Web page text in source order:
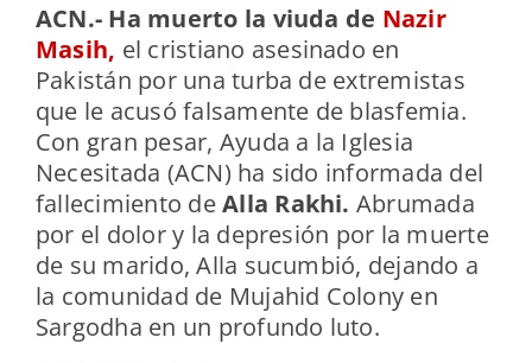
ACN.- Ha muerto la viuda de Nazir
Masih, el cristiano asesinado en
Pakistán por una turba de extremistas
que le acusó falsamente de blasfemia.
Con gran pesar, Ayuda a la Iglesia
Necesitada (ACN) ha sido informada del
fallecimiento deAlla Rakhi. Abrumada
por el dolor y la depresión por la muerte
de su marido, Alla sucumbió, dejando a
la comunidad de Mujahid Colony en
Sargodha en un profundo luto.